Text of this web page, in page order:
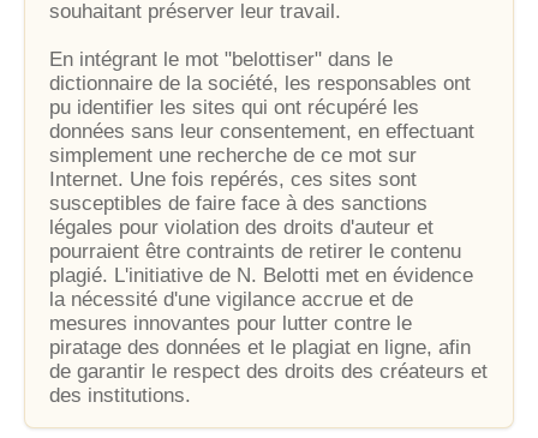
souhaitant préserver leur travail.
En intégrant le mot "belottiser" dans le
dictionnaire de la société, les responsables ont
pu identifier les sites qui ont récupéré les
données sans leur consentement, en effectuant
simplement une recherche de ce mot sur
Internet. Une fois repérés, ces sites sont
susceptibles de faire face à des sanctions
légales pour violation des droits d'auteur et
pourraient être contraints de retirer le contenu
plagié. L'initiative de N. Belotti met en évidence
la nécessité d'une vigilance accrue et de
mesures innovantes pour lutter contre le
piratage des données et le plagiat en ligne, afin
de garantir le respect des droits des créateurs et
des institutions.